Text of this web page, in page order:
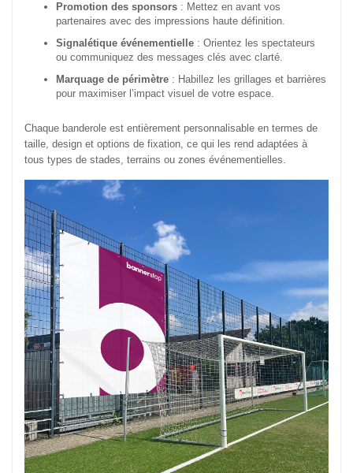
Promotion des sponsors : Mettez en avant vos
partenaires avec des impressions haute définition.
Signalétique événementielle : Orientez les spectateurs
ou communiquez des messages clés avec clarté.
Marquage de périmètre : Habillez les grillages et barrières
pour maximiser l’impact visuel de votre espace.
Chaque banderole est entièrement personnalisable en termes de
taille, design et options de fixation, ce qui les rend adaptées à
tous types de stades, terrains ou zones événementielles.